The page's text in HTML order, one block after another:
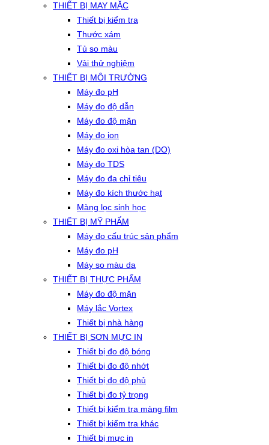
THIẾT BỊ MAY MẶC
Thiết bị kiểm tra
Thước xám
Tủ so màu
Vải thử nghiệm
THIẾT BỊ MÔI TRƯỜNG
Máy đo pH
Máy đo độ dẫn
Máy đo độ mặn
Máy đo ion
Máy đo oxi hòa tan (DO)
Máy đo TDS
Máy đo đa chỉ tiêu
Máy đo kích thước hạt
Màng lọc sinh học
THIẾT BỊ MỸ PHẨM
Máy đo cấu trúc sản phẩm
Máy đo pH
Máy so màu da
THIẾT BỊ THỰC PHẨM
Máy đo độ mặn
Máy lắc Vortex
Thiết bị nhà hàng
THIẾT BỊ SƠN MỰC IN
Thiết bị đo độ bóng
Thiết bị đo độ nhớt
Thiết bị đo độ phủ
Thiết bị đo tỷ trọng
Thiết bị kiểm tra màng film
Thiết bị kiểm tra khác
Thiết bị mực in